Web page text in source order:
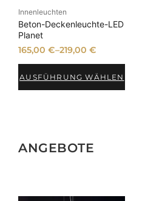
Innenleuchten
Beton-Deckenleuchte-LED
Planet
165,00€–219,00€
AUSFÜHRUNG WÄHLEN
ANGEBOTE